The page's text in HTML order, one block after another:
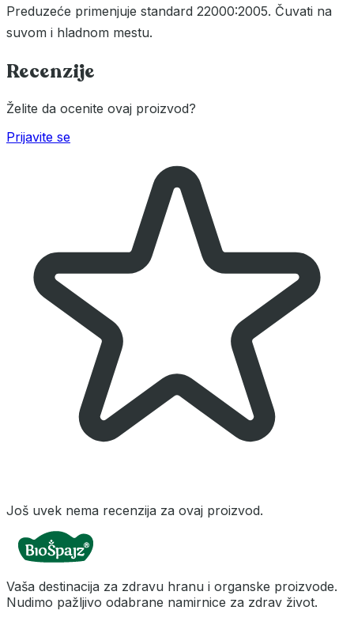
Preduzeće primenjuje standard 22000:2005. Čuvati na
suvom i hladnom mestu.
Recenzije
Želite da ocenite ovaj proizvod?
Prijavite se
Još uvek nema recenzija za ovaj proizvod.
Vaša destinacija za zdravu hranu i organske proizvode.
Nudimo pažljivo odabrane namirnice za zdrav život.